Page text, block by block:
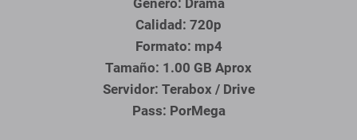
Género: Drama
Calidad: 720p
Formato: mp4
Tamaño: 1.00 GB Aprox
Servidor: Terabox / Drive
Pass: PorMega